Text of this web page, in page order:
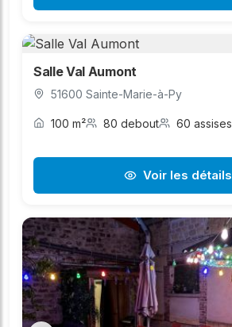
Salle Val Aumont
51600 Sainte-Marie-à-Py
100 m² 80 debout 60 assises
Voir les détails